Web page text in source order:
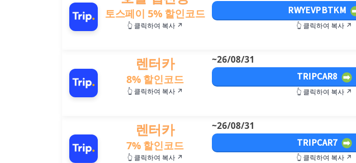
토스페이 5% 할인코드
👆 클릭하여 복사 ↗
RWYEVPBTKM
👆 클릭하여 복사 ↗
렌터카
8% 할인코드
👆 클릭하여 복사 ↗
~26/08/31
TRIPCAR8
👆 클릭하여 복사 ↗
렌터카
7% 할인코드
👆 클릭하여 복사 ↗
~26/08/31
TRIPCAR7
👆 클릭하여 복사 ↗